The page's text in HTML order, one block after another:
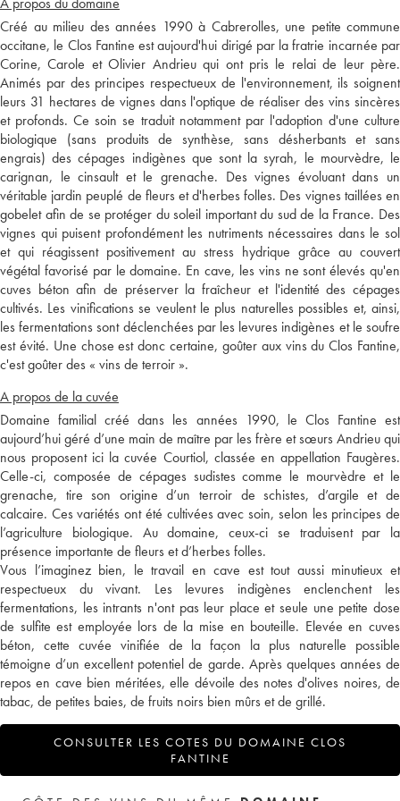
Créé au milieu des années 1990 à Cabrerolles, une petite commune
occitane, le Clos Fantine est aujourd'hui dirigé par la fratrie incarnée par
Corine, Carole et Olivier Andrieu qui ont pris le relai de leur père.
Animés par des principes respectueux de l'environnement, ils soignent
leurs 31 hectares de vignes dans l'optique de réaliser des vins sincères
et profonds. Ce soin se traduit notamment par l'adoption d'une culture
biologique (sans produits de synthèse, sans désherbants et sans
engrais) des cépages indigènes que sont la syrah, le mourvèdre, le
carignan, le cinsault et le grenache. Des vignes évoluant dans un
véritable jardin peuplé de fleurs et d'herbes folles. Des vignes taillées en
gobelet afin de se protéger du soleil important du sud de la France. Des
vignes qui puisent profondément les nutriments nécessaires dans le sol
et qui réagissent positivement au stress hydrique grâce au couvert
végétal favorisé par le domaine. En cave, les vins ne sont élevés qu'en
cuves béton afin de préserver la fraîcheur et l'identité des cépages
cultivés. Les vinifications se veulent le plus naturelles possibles et, ainsi,
les fermentations sont déclenchées par les levures indigènes et le soufre
est évité. Une chose est donc certaine, goûter aux vins du Clos Fantine,
c'est goûter des « vins de terroir ».
A propos de la cuvée
Domaine familial créé dans les années 1990, le Clos Fantine est
aujourd’hui géré d’une main de maître par les frère et sœurs Andrieu qui
nous proposent ici la cuvée Courtiol, classée en appellation Faugères.
Celle-ci, composée de cépages sudistes comme le mourvèdre et le
grenache, tire son origine d’un terroir de schistes, d’argile et de
calcaire. Ces variétés ont été cultivées avec soin, selon les principes de
l’agriculture biologique. Au domaine, ceux-ci se traduisent par la
présence importante de fleurs et d’herbes folles.
Vous l’imaginez bien, le travail en cave est tout aussi minutieux et
respectueux du vivant. Les levures indigènes enclenchent les
fermentations, les intrants n'ont pas leur place et seule une petite dose
de sulfite est employée lors de la mise en bouteille. Elevée en cuves
béton, cette cuvée vinifiée de la façon la plus naturelle possible
témoigne d’un excellent potentiel de garde. Après quelques années de
repos en cave bien méritées, elle dévoile des notes d'olives noires, de
tabac, de petites baies, de fruits noirs bien mûrs et de grillé.
CONSULTER LES COTES DU DOMAINE CLOS
FANTINE